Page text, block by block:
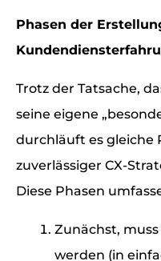
Phasen der
Trotz der Tatsache,
seine eigene
durchläuft es gleiche
zuverlässiger CX-
Diese Phasen
Zunächst,
werden (in